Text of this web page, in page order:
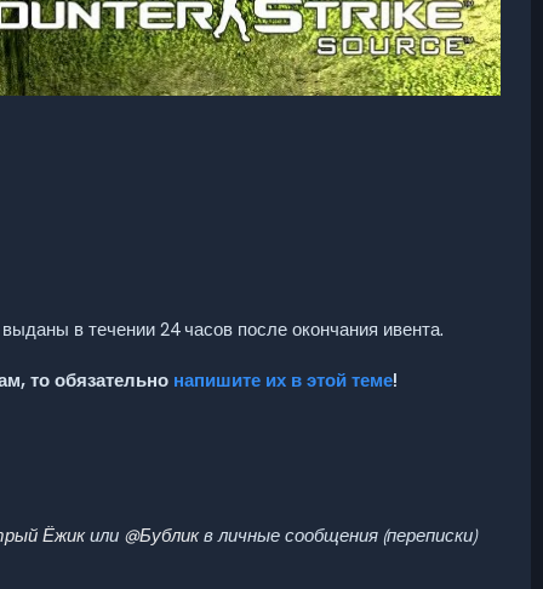
в течении 24 часов после окончания ивента.
то обязательно напишите их в этой теме!
Ёжикили @Бубликв личные сообщения (переписки)